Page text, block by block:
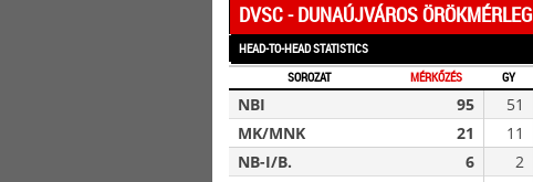
DVSC - DUNAÚJVÁROS ÖRÖKMÉRLEG
HEAD-TO-HEAD STATISTICS
SOROZAT
MÉRKŐZÉS GY
NBI 95 51
MK/MNK
21 11
NB-I/B.
6 2